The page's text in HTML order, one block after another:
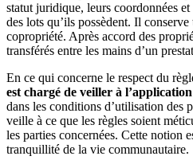
statut juridique, leurs coordonnées
des lots qu’ils possèdent. Il
copropriété. Après accord des
transférés entre les mains d’un
En ce qui concerne le respect du
est chargé de veiller à
dans les conditions d’utilisation des
veille à ce que les règles soient
les parties concernées. Cette notion
tranquillité de la vie communautaire.